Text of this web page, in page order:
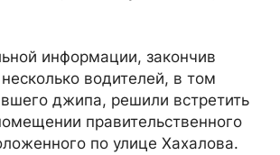
информации, закончив
водителей, в том
джипа, решили встретить
правительственного
по улице Хахалова.